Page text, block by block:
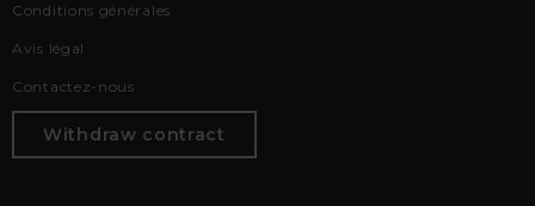
Conditions générales
Avis légal
Contactez-nous
Withdraw contract